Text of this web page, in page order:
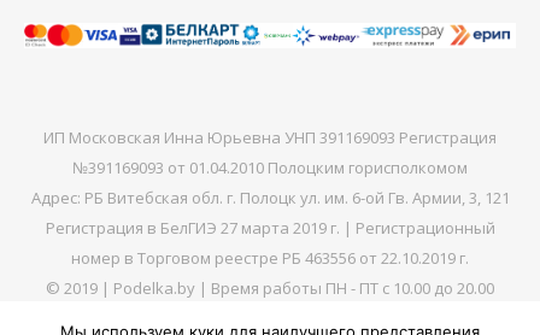
ИП Московская Инна Юрьевна УНП 391169093 Регистрация
№391169093 от 01.04.2010 Полоцким горисполкомом
Адрес: РБ Витебская обл. г. Полоцк ул. им. 6-ой Гв. Армии, 3, 121
Регистрация в БелГИЭ 27 марта 2019 г. | Регистрационный
номер в Торговом реестре РБ 463556 от 22.10.2019 г.
© 2019 | Podelka.by | Время работы ПН - ПТ с 10.00 до 20.00